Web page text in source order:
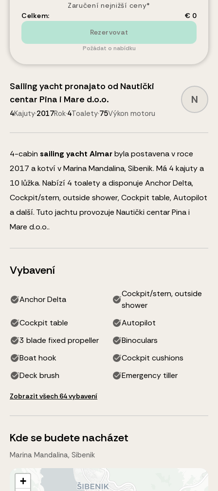
Zaručení nejnižší ceny*
Celkem:
€ 0
Rezervovat
Požádat o nabídku
Sailing yacht pronajato od Nautički
centar Pina i Mare d.o.o.
4Kajuty·2017Rok·4Toalety·75Výkon motoru
N
4-cabin sailing yacht Almarbyla postavena v roce
2017 a kotví v Marina Mandalina, Sibenik. Má 4 kajuty a
10 lůžka. Nabízí 4 toalety a disponuje Anchor Delta,
Cockpit/stern, outside shower, Cockpit table, Autopilot
a další. Tuto jachtu provozuje Nautički centar Pina i
Mare d.o.o..
Vybavení
Anchor Delta
Cockpit/stern, outside
shower
Cockpit table
Autopilot
3 blade fixed propeller
Binoculars
Boat hook
Cockpit cushions
Deck brush
Emergency tiller
Zobrazit všech 64 vybavení
Kde se budete nacházet
Marina Mandalina, Sibenik
+